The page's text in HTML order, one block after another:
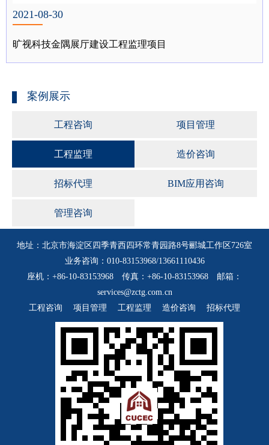
2021-08-30
旷视科技金隅展厅建设工程监理项目
案例展示
工程咨询 项目管理
工程监理 造价咨询
招标代理 BIM应用咨询
管理咨询
地址：北京市海淀区四季青西四环常青园路8号郦城工作区726室
业务咨询：010-83153968/13661110436
座机：+86-10-83153968 传真：+86-10-83153968 邮箱：
services@zctg.com.cn
工程咨询
项目管理 工程监理 造价咨询 招标代理